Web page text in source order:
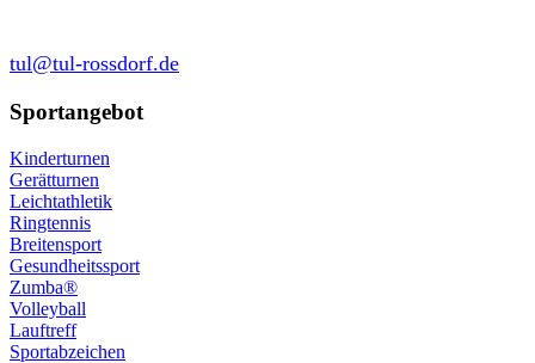
tul@tul-rossdorf.de
Sportangebot
Kinderturnen
Gerätturnen
Leichtathletik
Ringtennis
Breitensport
Gesundheitssport
Zumba®
Volleyball
Lauftreff
Sportabzeichen